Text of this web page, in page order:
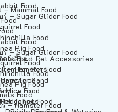
Mammal Food
Food
– Sugar Glider Food
Food
Food
Pig Food
Food
– Hamster Food
Food
– Sugar Glider Food
Food
Food
Pig Food
Food
– Hamster Food
Food
Mice Food
Food
เลี้ยง – Pet Accessories
For Pets
Sand
Toilets